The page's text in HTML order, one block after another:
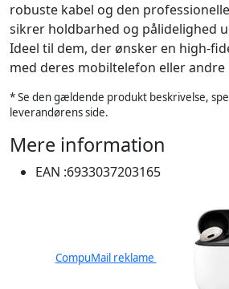
robuste kabel og den
sikrer holdbarhed og pålidelighed
Ideel til dem, der ønsker en high-
med deres mobiltelefon eller andre
* Se den gældende produkt beskrivelse,
leverandørens side.
Mere information
EAN :6933037203165
CompuMail reklame